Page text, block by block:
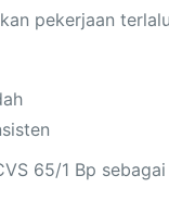
pekerjaan
65/1 Bp